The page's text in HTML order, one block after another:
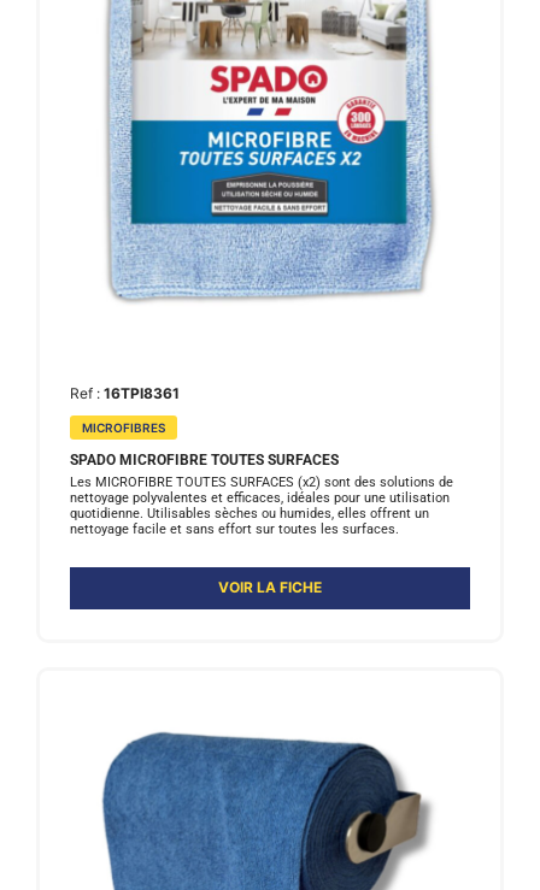
Ref : 16TPI8361
MICROFIBRES
SPADO MICROFIBRE TOUTES SURFACES
Les MICROFIBRE TOUTES SURFACES (x2) sont des solutions de
nettoyage polyvalentes et efficaces, idéales pour une utilisation
quotidienne. Utilisables sèches ou humides, elles offrent un
nettoyage facile et sans effort sur toutes les surfaces.
VOIR LA FICHE